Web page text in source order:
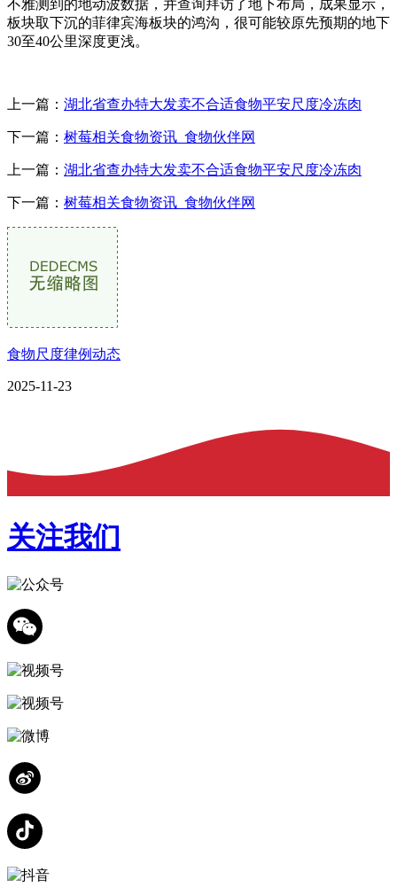
不雅测到的地动波数据，并查询拜访了地下布局，成果显示，
板块取下沉的菲律宾海板块的鸿沟，很可能较原先预期的地下
30至40公里深度更浅。
上一篇： 湖北省查办特大发卖不合适食物平安尺度冷冻肉
下一篇： 树莓相关食物资讯_食物伙伴网
上一篇： 湖北省查办特大发卖不合适食物平安尺度冷冻肉
下一篇： 树莓相关食物资讯_食物伙伴网
食物尺度律例动态
2025-11-23
关注我们